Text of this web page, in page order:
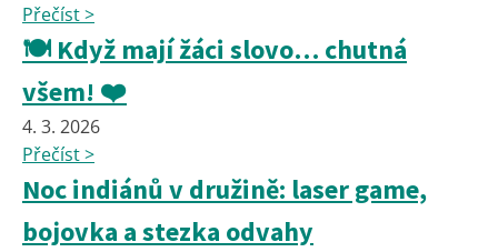
Přečíst >
🍽️ Když mají žáci slovo… chutná
všem! ❤️
4. 3. 2026
Přečíst >
Noc indiánů v družině: laser game,
bojovka a stezka odvahy